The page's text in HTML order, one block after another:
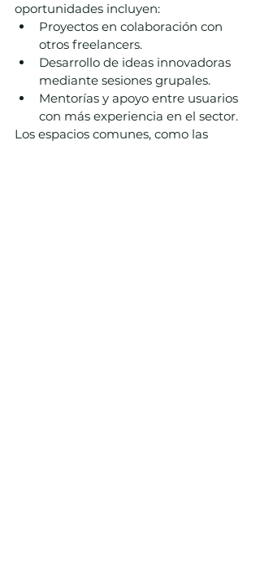
oportunidades incluyen:
Proyectos en colaboración con
otros freelancers.
Desarrollo de ideas innovadoras
mediante sesiones grupales.
Mentorías y apoyo entre usuarios
con más experiencia en el sector.
Los espacios comunes, como las